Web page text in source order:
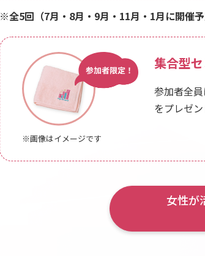
※全5回（7月 ・8月・9月・11月・1月に開催予
※画像はイメージです
集合型
参加者全
をプレゼン
女性が